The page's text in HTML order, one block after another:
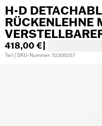
H-D
RÜCKENLEHNE
418,00 €
Teil | SKU-Nummer: 52300257